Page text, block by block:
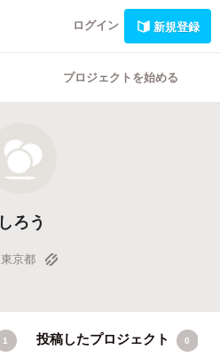
ログイン 新規登録
プロジェクトを始める
しろう
東京都
1 投稿したプロジェクト 0